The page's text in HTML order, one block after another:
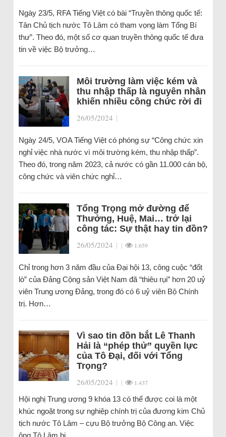
Ngày 23/5, RFA Tiếng Việt có bài “Truyền thông quốc tế:
Tân Chủ tịch nước Tô Lâm có tham vọng làm Tổng Bí
thư”. Theo đó, một số cơ quan truyền thông quốc tế đưa
tin về việc Bộ trưởng…
Môi trường làm việc kém và
thu nhập thấp là nguyên nhân
khiến nhiều công chức rời đi
26/05/2024 |
Ngày 24/5, VOA Tiếng Việt có phóng sự “Công chức xin
nghỉ việc nhà nước vì môi trường kém, thu nhập thấp”.
Theo đó, trong năm 2023, cả nước có gần 11.000 cán bộ,
công chức và viên chức nghỉ…
Tổng Trọng mở đường để
Thưởng, Huệ, Mai… trở lại
công tác: Sự thật hay tin đồn?
26/05/2024 | | 1.659
Chỉ trong hơn 3 năm đầu của Đại hội 13, công cuộc “đốt
lò” của Đảng Cộng sản Việt Nam đã “thiêu rụi” hơn 20 uỷ
viên Trung ương Đảng, trong đó có 6 uỷ viên Bộ Chính
trị. Hơn…
Vì sao tin đồn bắt Lê Thanh
Hải là “phép thử” quyền lực
của Tô Đại, đối với Tổng
Trọng?
26/05/2024 | | 1.437
Hội nghị Trung ương 9 khóa 13 có thể được coi là một
khúc ngoặt trong sự nghiệp chính trị của đương kim Chủ
tịch nước Tô Lâm – cựu Bộ trưởng Bộ Công an. Việc
ông Tô Lâm bị…